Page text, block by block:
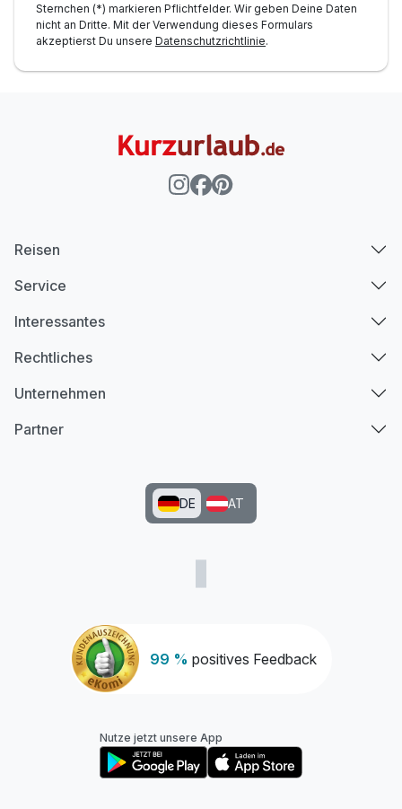
Sternchen (*) markieren Pflichtfelder. Wir geben Deine Daten
nicht an Dritte. Mit der Verwendung dieses Formulars
akzeptierst Du unsere Datenschutzrichtlinie.
99 % positives Feedback
Reisen
Service
Interessantes
Rechtliches
Unternehmen
Partner
DE AT
Nutze jetzt unsere App